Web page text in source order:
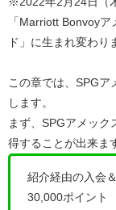
「Marriott Bonvoy
ド」に生まれ変わり
この章では、SPGア
します。
まず、SPGアメッ
得することが出来ま
紹介経由の入会
30,000ポイント